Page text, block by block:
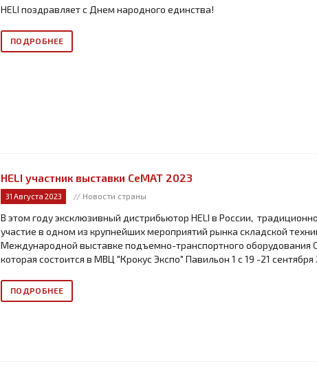
HELI поздравляет с Днем народного единства!
ПОДРОБНЕЕ
HELI участник выставки СеМАТ 2023
31 Августа 2023 // Новости страны
В этом году эксклюзивный дистрибьютор HELI в России,
участие в одном из крупнейших мероприятий рынка складской
Международной выставке подъемно-транспортного оборудования
которая состоится в МВЦ "Крокус Экспо" Павильон 1 с 19 -21 сентября
ПОДРОБНЕЕ